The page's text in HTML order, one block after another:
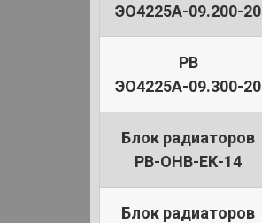
ЭО4225А-09.200-20
РВ
ЭО4225А-09.300-20
Блок радиаторов
РВ-ОНВ-ЕК-14
Блок радиаторов